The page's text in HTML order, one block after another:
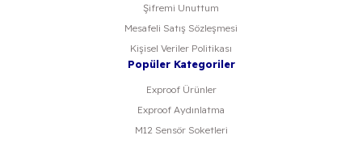
Şifremi Unuttum
Mesafeli Satış Sözleşmesi
Kişisel Veriler Politikası
Popüler Kategoriler
Exproof Ürünler
Exproof Aydınlatma
M12 Sensör Soketleri